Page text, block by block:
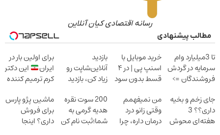
رسانه اقتصادی کیان آنلاین
مطالب پیشنهادی
تا 3میلیارد وام
سرمایه در گردش
فروشندگان =>
ثبت کن
خرید موبایل با
اسنپ پی | در ۴
قسط بدون سود
بازدید
آنلاین‌شاپت رو
زیاد کن، بازدید
بیشتر
برای اولین بار در
ایران
این دکتر
کرم ترمیم کننده
جای زخم و بخیه
داری؟؟ 3
هفته‌ای محوش
من نمیفهمم
وقتی زانو درد
درمان داره، چرا
200 سوت نقره
هدیه گرمی به
شما؛ثبت نام کن
ماشین پژو پارس
برای فروش
داری؟ اینجا